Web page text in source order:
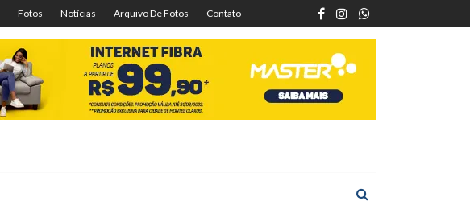
Fotos Notícias Arquivo De Fotos Contato